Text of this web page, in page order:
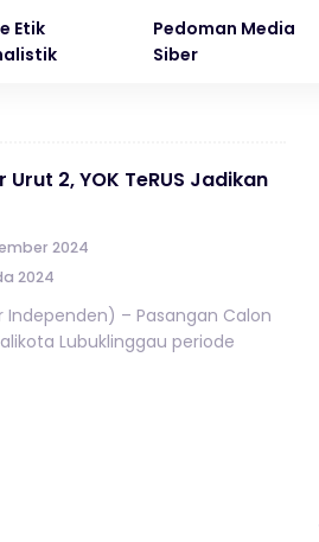
Etik
Pedoman Media
Siber
2, YOK TeRUS Jadikan
2024
2024
Independen) – Pasangan Calon
Lubuklinggau periode